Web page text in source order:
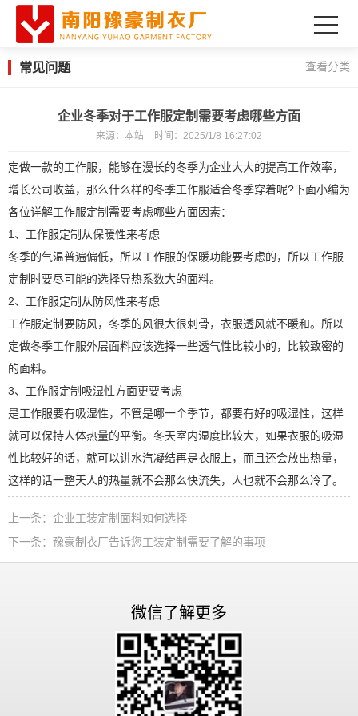
常见问题 查看分类
企业冬季对于工作服定制需要考虑哪些方面
来源： 本站 时间： 2025/1/8 16:27:02
定做一款的工作服，能够在漫长的冬季为企业大大的提高工作效率，
增长公司收益，那么什么样的冬季工作服适合冬季穿着呢?下面小编为
各位详解工作服定制需要考虑哪些方面因素：
1、工作服定制从保暖性来考虑
冬季的气温普遍偏低，所以工作服的保暖功能要考虑的，所以工作服
定制时要尽可能的选择导热系数大的面料。
2、工作服定制从防风性来考虑
工作服定制要防风，冬季的风很大很刺骨，衣服透风就不暖和。所以
定做冬季工作服外层面料应该选择一些透气性比较小的，比较致密的
的面料。
3、工作服定制吸湿性方面更要考虑
是工作服要有吸湿性，不管是哪一个季节，都要有好的吸湿性，这样
就可以保持人体热量的平衡。冬天室内湿度比较大，如果衣服的吸湿
性比较好的话，就可以讲水汽凝结再是衣服上，而且还会放出热量，
这样的话一整天人的热量就不会那么快流失，人也就不会那么冷了。
上一条： 企业工装定制面料如何选择
下一条： 豫豪制衣厂告诉您工装定制需要了解的事项
微信了解更多